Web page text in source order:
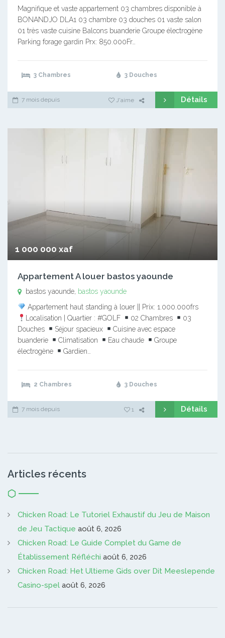
Magnifique et vaste appartement 03 chambres disponible à
BONANDJO DLA1 03 chambre 03 douches 01 vaste salon
01 très vaste cuisine Balcons buanderie Groupe électrogène
Parking forage gardin Prx: 850.000Fr…
3 Chambres 3 Douches
7 mois depuis J'aime Détails
1 000 000 xaf
Appartement A louer bastos yaounde
bastos yaounde, bastos yaounde
Appartement haut standing à louer || Prix: 1.000.000frs
Localisation | Quartier : #GOLF
02 Chambres
03
Douches
Séjour spacieux
Cuisine avec espace
buanderie
Climatisation Eau chaude
Groupe
électrogène
Gardien…
2 Chambres 3 Douches
7 mois depuis 1 Détails
Articles récents
Chicken Road: Le Tutoriel Exhaustif du Jeu de Maison
de Jeu Tactique août 6, 2026
Chicken Road: Le Guide Complet du Game de
Établissement Réfléchi août 6, 2026
Chicken Road: Het Ultieme Gids over Dit Meeslepende
Casino-spel août 6, 2026